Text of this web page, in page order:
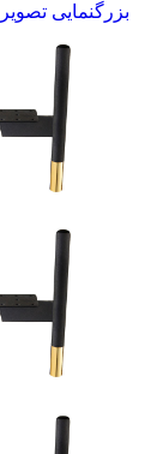
بزرگنمایی تصویر